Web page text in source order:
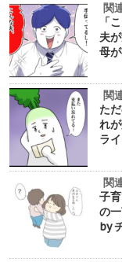
関
「
夫
母
関
た
れ
ラ
関
子
の
by